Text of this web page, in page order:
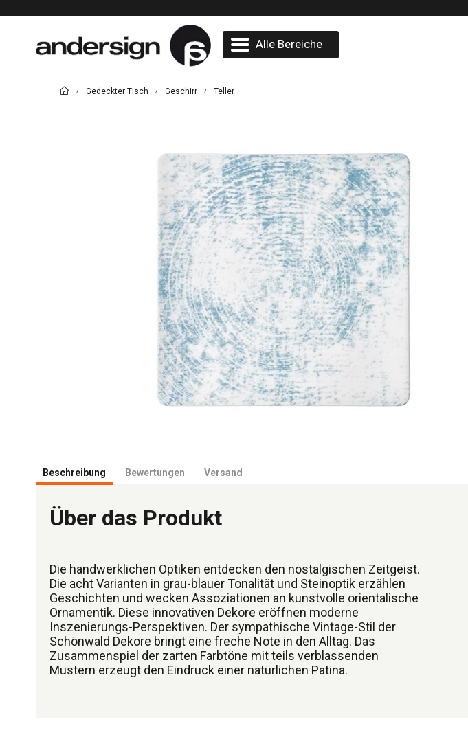
Alle Bereiche
/ Gedeckter Tisch / Geschirr / Teller
Beschreibung Bewertungen Versand
Über das Produkt
Die handwerklichen Optiken entdecken den nostalgischen Zeitgeist.
Die acht Varianten in grau-blauer Tonalität und Steinoptik erzählen
Geschichten und wecken Assoziationen an kunstvolle orientalische
Ornamentik. Diese innovativen Dekore eröffnen moderne
Inszenierungs-Perspektiven. Der sympathische Vintage-Stil der
Schönwald Dekore bringt eine freche Note in den Alltag. Das
Zusammenspiel der zarten Farbtöne mit teils verblassenden
Mustern erzeugt den Eindruck einer natürlichen Patina.